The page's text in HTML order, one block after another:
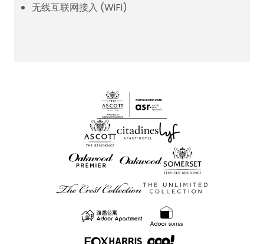
无线互联网接入 (WiFi)